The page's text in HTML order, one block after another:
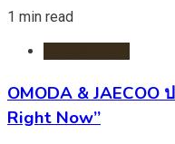
1 min read
OMODA &
Right Now”